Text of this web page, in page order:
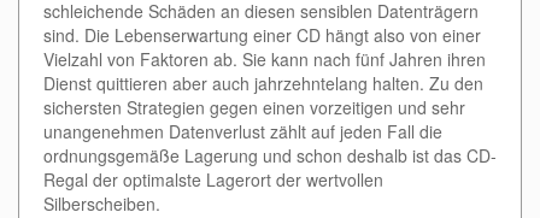
schleichende Schäden an diesen sensiblen Datenträgern
sind. Die Lebenserwartung einer CD hängt also von einer
Vielzahl von Faktoren ab. Sie kann nach fünf Jahren ihren
Dienst quittieren aber auch jahrzehntelang halten. Zu den
sichersten Strategien gegen einen vorzeitigen und sehr
unangenehmen Datenverlust zählt auf jeden Fall die
ordnungsgemäße Lagerung und schon deshalb ist das CD-
Regal der optimalste Lagerort der wertvollen
Silberscheiben.